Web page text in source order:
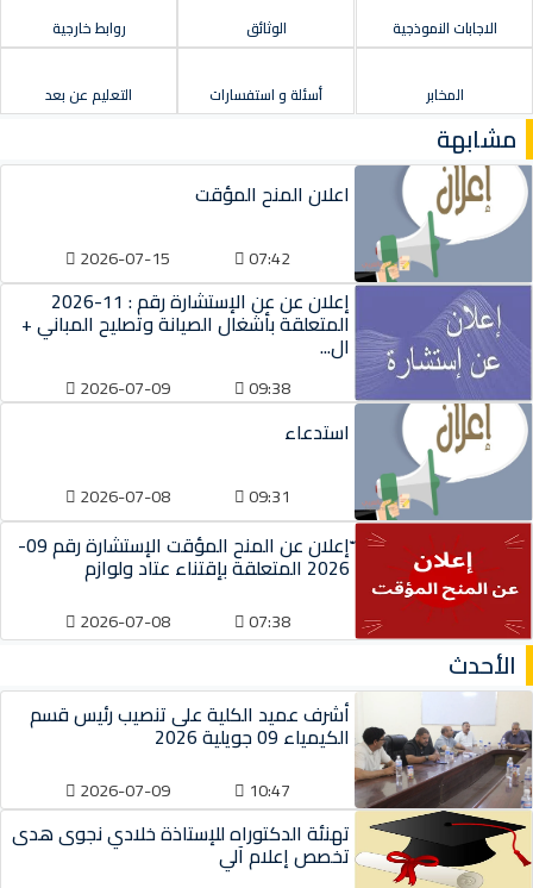
الاجابات النموذجية الوثائق روابط خارجية
المخابر أسئلة و استفسارات التعليم عن بعد
مشابهة
اعلان المنح المؤقت
07:42
2026-07-15
إعلان عن عن الإستشارة رقم : 11-2026
المتعلقة بأشغال الصيانة وتصليح المباني +
ال...
09:38
2026-07-09
استدعاء
09:31
2026-07-08
ّإعلان عن المنح المؤقت الإستشارة رقم 09-
2026 المتعلقة بإقتناء عتاد ولوازم
07:38
2026-07-08
الأحدث
أشرف عميد الكلية على تنصيب رئيس قسم
الكيمياء 09 جويلية 2026
10:47
2026-07-09
تهنئة الدكتوراه للإستاذة خلادي نجوى هدى
تخصص إعلام آلي